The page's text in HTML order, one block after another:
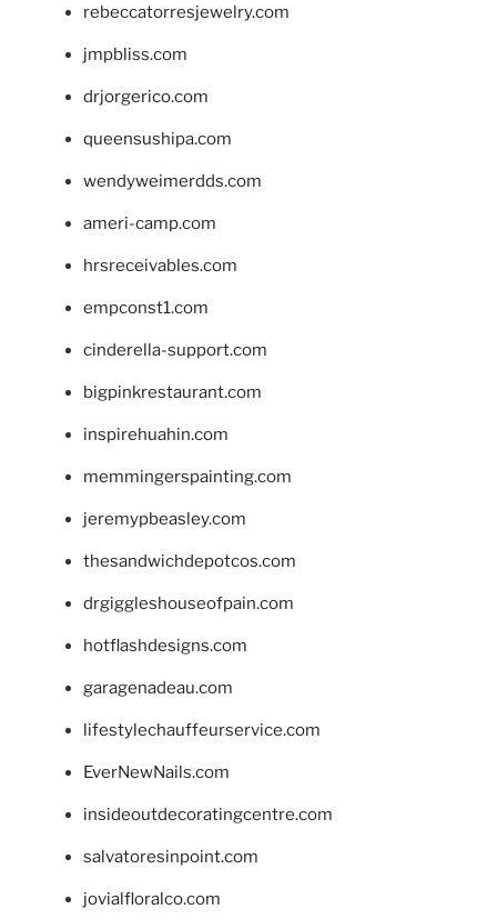
rebeccatorresjewelry.com
jmpbliss.com
drjorgerico.com
queensushipa.com
wendyweimerdds.com
ameri-camp.com
hrsreceivables.com
empconst1.com
cinderella-support.com
bigpinkrestaurant.com
inspirehuahin.com
memmingerspainting.com
jeremypbeasley.com
thesandwichdepotcos.com
drgiggleshouseofpain.com
hotflashdesigns.com
garagenadeau.com
lifestylechauffeurservice.com
EverNewNails.com
insideoutdecoratingcentre.com
salvatoresinpoint.com
jovialfloralco.com